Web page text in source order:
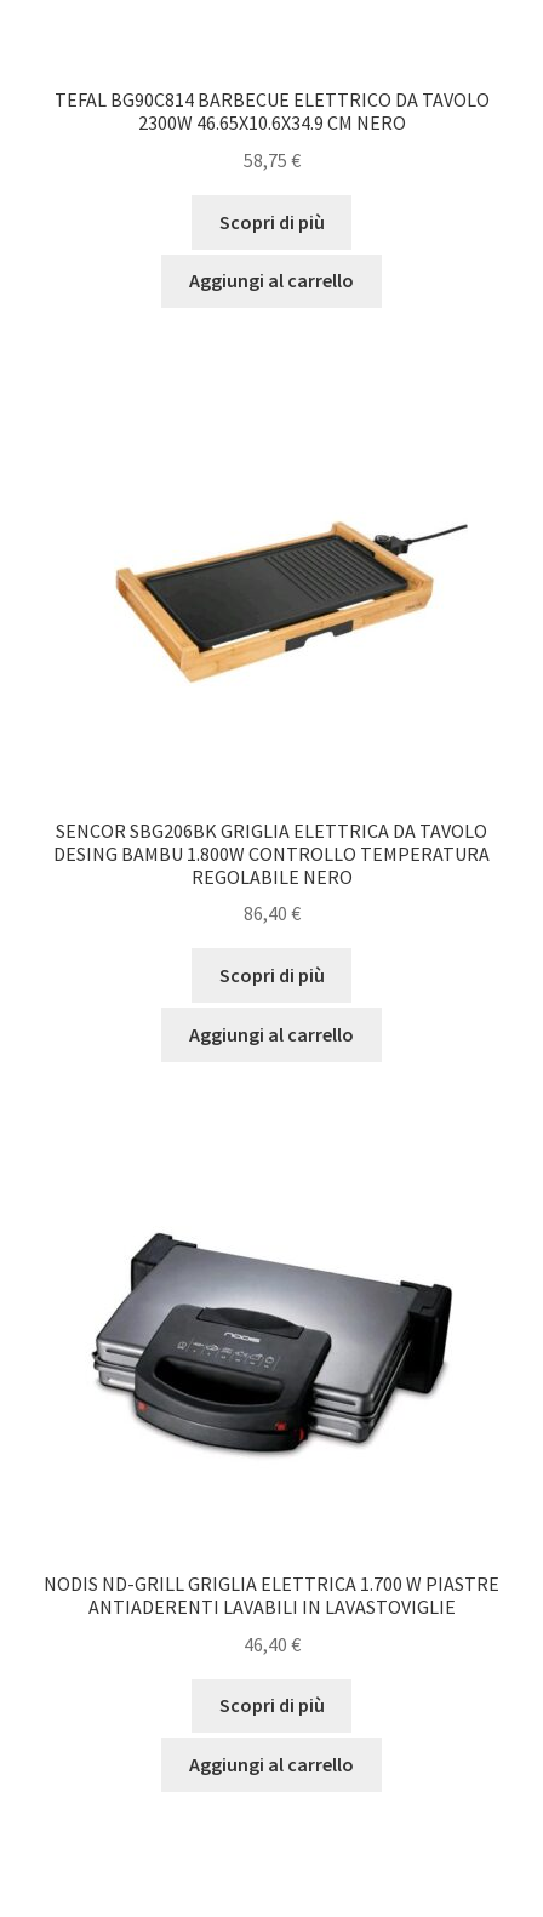
TEFAL BG90C814 BARBECUE ELETTRICO DA TAVOLO
2300W 46.65X10.6X34.9 CM NERO
58,75 €
Scopri di più
Aggiungi al carrello
SENCOR SBG206BK GRIGLIA ELETTRICA DA TAVOLO
DESING BAMBU 1.800W CONTROLLO TEMPERATURA
REGOLABILE NERO
86,40 €
Scopri di più
Aggiungi al carrello
NODIS ND-GRILL GRIGLIA ELETTRICA 1.700 W PIASTRE
ANTIADERENTI LAVABILI IN LAVASTOVIGLIE
46,40 €
Scopri di più
Aggiungi al carrello